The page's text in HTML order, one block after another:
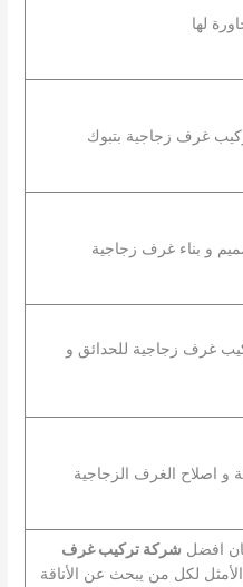
لها
غرف زجاجية للحدائق و
افضل شركة تركيب غرف
الأمثل لكل من يبحث عن الأناقة